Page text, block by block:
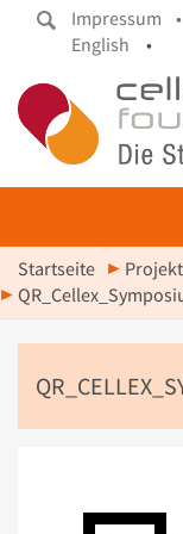
Impressum •
English
•
Startseite